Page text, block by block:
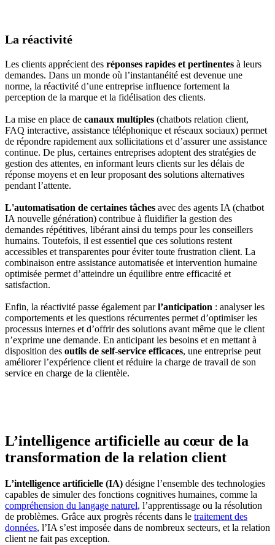
La réactivité
Les clients apprécient des réponses rapides et pertinentes à leurs
demandes. Dans un monde où l’instantanéité est devenue une
norme, la réactivité d’une entreprise influence fortement la
perception de la marque et la fidélisation des clients.
La mise en place de canaux multiples (chatbots relation client,
FAQ interactive, assistance téléphonique et réseaux sociaux) permet
de répondre rapidement aux sollicitations et d’assurer une assistance
continue. De plus, certaines entreprises adoptent des stratégies de
gestion des attentes, en informant leurs clients sur les délais de
réponse moyens et en leur proposant des solutions alternatives
pendant l’attente.
L'automatisation de certaines tâches avec des agents IA (chatbot
IA nouvelle génération) contribue à fluidifier la gestion des
demandes répétitives, libérant ainsi du temps pour les conseillers
humains. Toutefois, il est essentiel que ces solutions restent
accessibles et transparentes pour éviter toute frustration client. La
combinaison entre assistance automatisée et intervention humaine
optimisée permet d’atteindre un équilibre entre efficacité et
satisfaction.
Enfin, la réactivité passe également parl’anticipation : analyser les
comportements et les questions récurrentes permet d’optimiser les
processus internes et d’offrir des solutions avant même que le client
n’exprime une demande. En anticipant les besoins et en mettant à
disposition des outils de self-service efficaces, une entreprise peut
améliorer l’expérience client et réduire la charge de travail de son
service en charge de la clientèle.
L’intelligence artificielle au cœur de la
transformation de la relation client
L’intelligence artificielle (IA) désigne l’ensemble des technologies
capables de simuler des fonctions cognitives humaines, comme la
compréhension du langage naturel, l’apprentissage ou la résolution
de problèmes. Grâce aux progrès récents dans le traitement des
données, l’IA s’est imposée dans de nombreux secteurs, et la relation
client ne fait pas exception.